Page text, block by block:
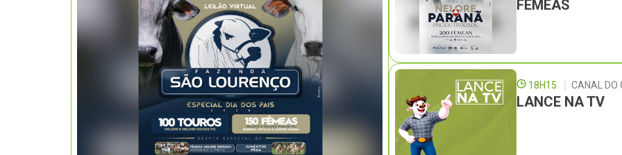
FÊMEAS
18H15 CANAL DO
LANCE NA TV